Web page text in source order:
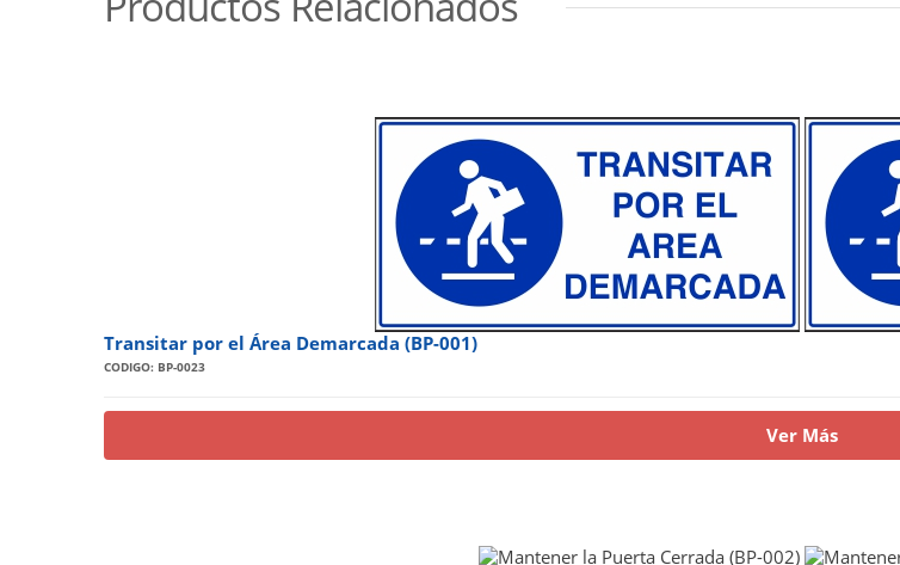
Transitar por el Área Demarcada (BP-001)
CODIGO: BP-0023
Ver Más